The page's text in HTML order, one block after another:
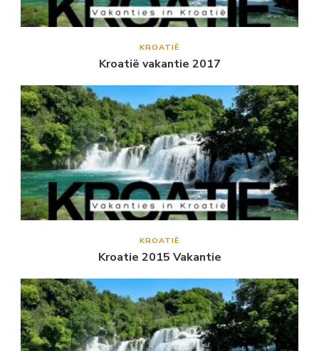
KROATIË
Kroatië vakantie 2017
KROATIË
Kroatie 2015 Vakantie